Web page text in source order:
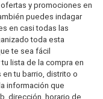
y promociones en
puedes indagar
en casi todas las
toda esta
te sea fácil
lista de la compra en
tu barrio, distrito o
información que
dirección, horario de